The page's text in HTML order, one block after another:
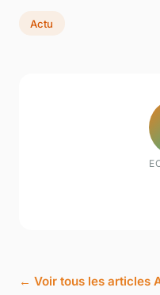
Actu
← Voir tous les articles